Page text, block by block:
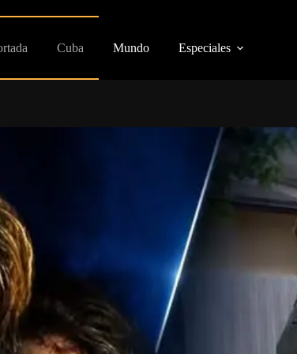
Cuba Mundo Especiales